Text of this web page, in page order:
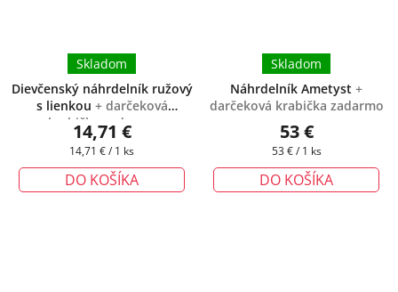
Dievčenský náhrdelník ružový
s lienkou + darčeková
krabička zadarmo
Skladom
14,71 €
Jednotková
14,71 € / 1 ks
DO KOŠÍKA
Náhrdelník Ametyst +
darčeková krabička zadarmo
Skladom
53 €
Jednotková
53 € / 1 ks
DO KOŠÍKA